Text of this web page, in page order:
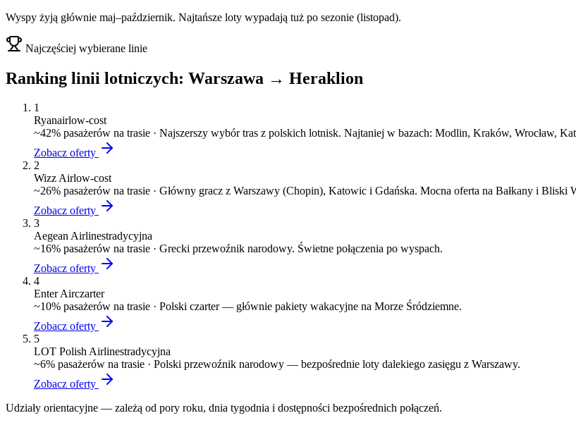
Wyspy żyją głównie maj–październik. Najtańsze loty wypadają tuż po sezonie (listopad).
Najczęściej wybierane linie
Ranking linii lotniczych: Warszawa → Heraklion
1
Ryanairlow-cost
~42% pasażerów na trasie · Najszerszy wybór tras z polskich lotnisk. Najtaniej w bazach: Modlin, Kraków, Wrocław,
Zobacz oferty
2
Wizz Airlow-cost
~26% pasażerów na trasie · Główny gracz z Warszawy (Chopin), Katowic i Gdańska. Mocna oferta na Bałkany i Bliski
Zobacz oferty
3
Aegean Airlinestradycyjna
~16% pasażerów na trasie · Grecki przewoźnik narodowy. Świetne połączenia po wyspach.
Zobacz oferty
4
Enter Airczarter
~10% pasażerów na trasie · Polski czarter — głównie pakiety wakacyjne na Morze Śródziemne.
Zobacz oferty
5
LOT Polish Airlinestradycyjna
~6% pasażerów na trasie · Polski przewoźnik narodowy — bezpośrednie loty dalekiego zasięgu z Warszawy.
Zobacz oferty
Udziały orientacyjne — zależą od pory roku, dnia tygodnia i dostępności bezpośrednich połączeń.